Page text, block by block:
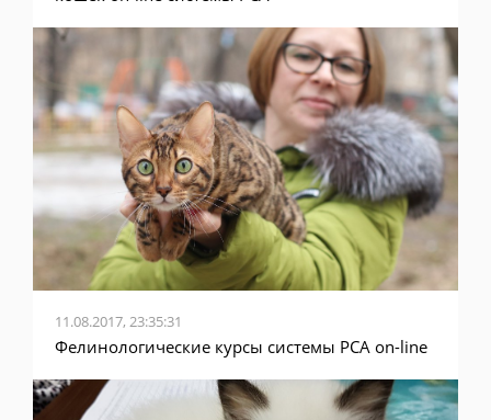
11.08.2017, 23:35:31
Фелинологические курсы системы PCA on-line